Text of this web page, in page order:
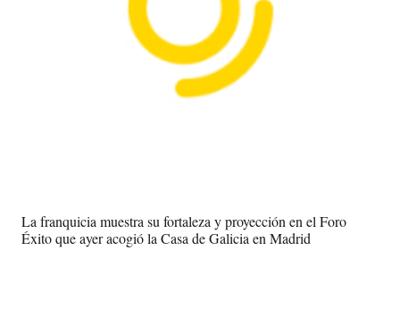
La franquicia muestra su fortaleza y proyección en el Foro
Éxito que ayer acogió la Casa de Galicia en Madrid